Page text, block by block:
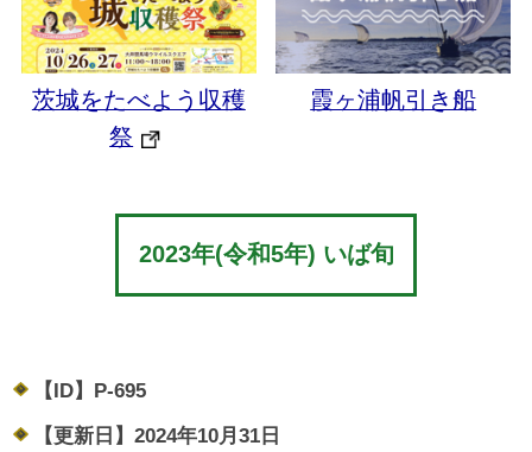
茨城をたべよう収穫
祭
霞ヶ浦帆引き船
2023年(令和5年) いば旬
【ID】 P-695
【更新日】 2024年10月31日